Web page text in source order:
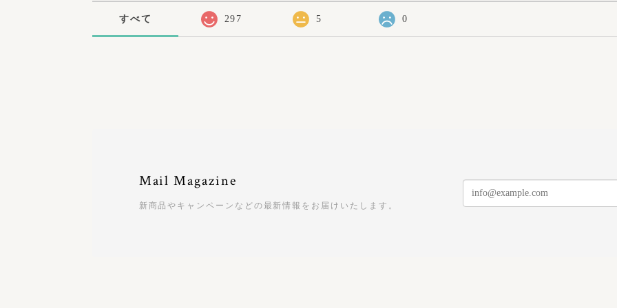
すべて 297 5 0
Mail Magazine
新商品やキャンペーンなどの最新情報をお届けいたします。